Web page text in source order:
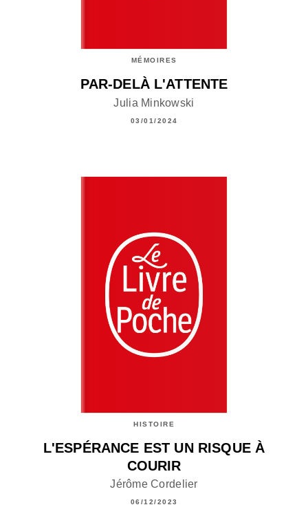
MÉMOIRES
PAR-DELÀ L'ATTENTE
Julia Minkowski
03/01/2024
HISTOIRE
L'ESPÉRANCE EST UN RISQUE À
COURIR
Jérôme Cordelier
06/12/2023